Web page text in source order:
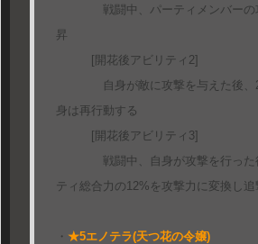
戦闘中、パーティメンバーの攻
昇
[開花後アビリティ2]
自身が敵に攻撃を与えた後、
身は再行動する
[開花後アビリティ3]
戦闘中、自身が攻撃を行った
ティ総合力の12%を攻撃力に変換し追
・ ★5エノテラ(天つ花の令嬢)